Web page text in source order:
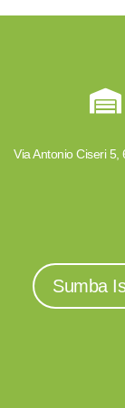

Via Antonio Ciseri 5,
Sumba